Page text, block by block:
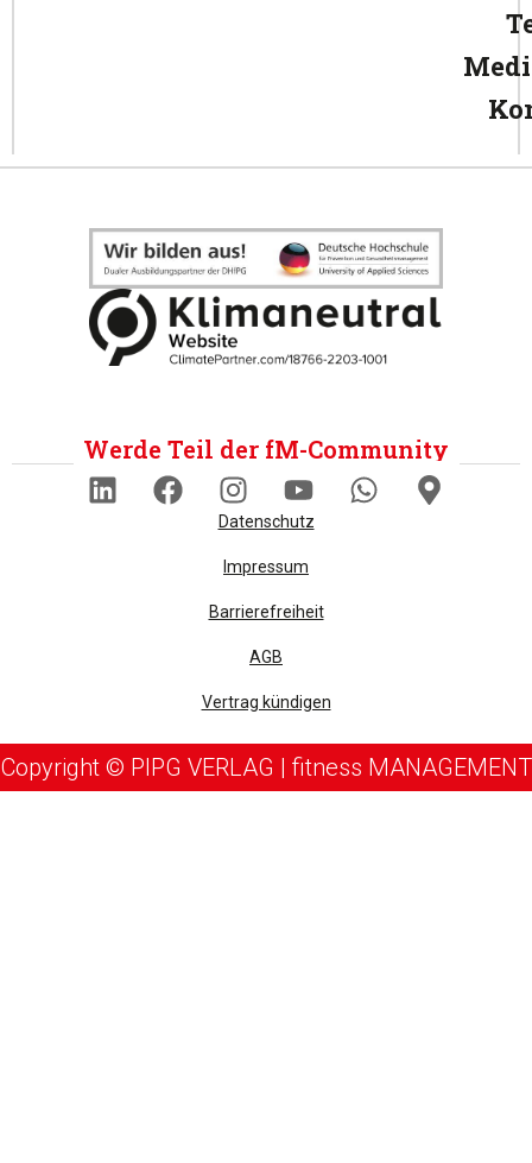
Werde Teil der fM-Community
Datenschutz
Impressum
Barrierefreiheit
AGB
Vertrag kündigen
Copyright © PIPG VERLAG | fitness MANAGEMENT